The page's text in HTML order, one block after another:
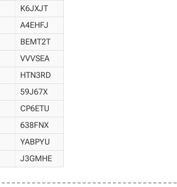
K6JXJT
A4EHFJ
BEMT2T
VVVSEA
HTN3RD
59J67X
CP6ETU
638FNX
YABPYU
J3GMHE